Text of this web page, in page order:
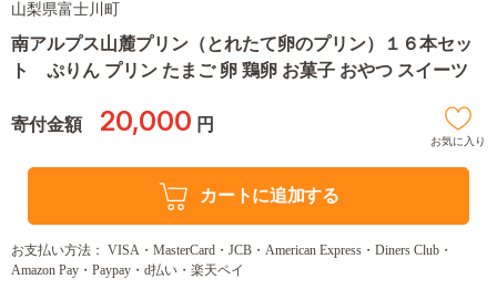
山梨県富士川町
南アルプス山麓プリン（とれたて卵のプリン）１６本セッ
ト ぷりん プリン たまご 卵 鶏卵 お菓子 おやつ スイーツ
寄付金額 20,000 円
お気に入り
カートに追加する
お支払い方法： VISA・MasterCard・JCB・American Express・Diners Club・
Amazon Pay・Paypay・d払い・楽天ペイ